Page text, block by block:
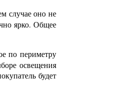
случае оно не
ярко. Общее
по периметру
освещения
будет